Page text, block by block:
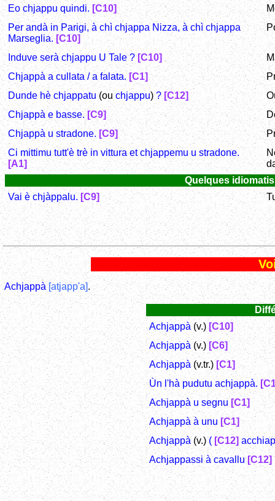
Eo chjappu quindi. [C10]
Per andà in Parigi, à chì chjappa Nizza, à chì chjappa
Marseglia.[C10]
Induve serà chjappu U Tale ? [C10]
Chjappà a cullata / a falata.[C1]
Dunde hè chjappatu (ou chjappu)? [C12]
Chjappà e basse. [C9]
Chjappà u stradone. [C9]
Ci mittimu tutt'è trè in vittura et chjappemu u stradone.
[A1]
Quelques
Vai è chjàppalu. [C9]
Achjappà [atjapp'a].
Achjappà(v.) [C10]
Achjappà(v.) [C6]
Achjappà(v.tr.) [C1]
Ùn l'hà pudutu achjappà.
Achjappà u segnu[C1]
Achjappà à unu [C1]
Achjappà(v.) ( [C12]
Achjappassi à cavallu[C12]